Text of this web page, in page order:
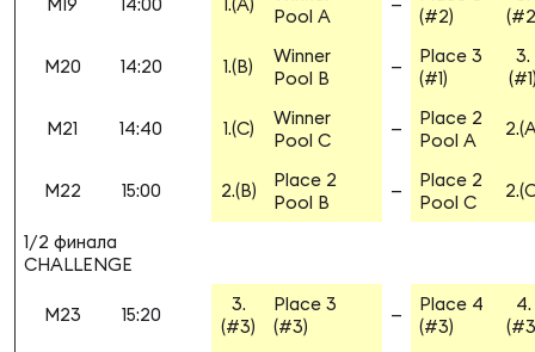
Pool A
(#2)
M20 14:20 1.(B)
Winner
Pool B
—
Place 3
(#1)
3.
M21 14:40 1.(C)
Winner
Pool C
—
Place 2
Pool A
M22 15:00 2.(B)
Place 2
Pool B
—
Place 2
Pool C
1/2 финала
CHALLENGE
M23 15:20
3.
(#3)
Place 3
(#3)
—
Place 4
(#3)
4.